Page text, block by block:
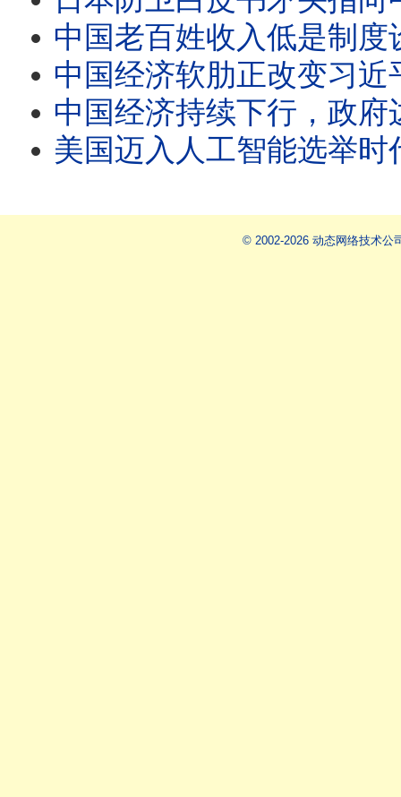
中国老百姓收入低是制度设计的结果/
中国经济软肋正改变习近平对外政策/川普政府退关
中国经济持续下行，政府边
美国迈入人工智能选举
© 2002-2026 动态网络技术公